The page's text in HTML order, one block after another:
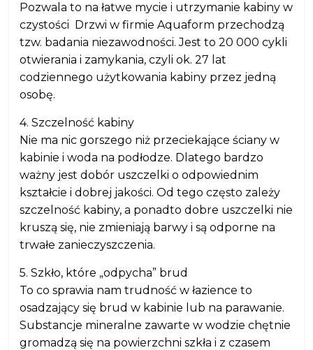
Pozwala to na łatwe mycie i utrzymanie kabiny w
czystości Drzwi w firmie Aquaform przechodzą
tzw. badania niezawodności. Jest to 20 000 cykli
otwierania i zamykania, czyli ok. 27 lat
codziennego użytkowania kabiny przez jedną
osobę.
4. Szczelność kabiny
Nie ma nic gorszego niż przeciekające ściany w
kabinie i woda na podłodze. Dlatego bardzo
ważny jest dobór uszczelki o odpowiednim
kształcie i dobrej jakości. Od tego często zależy
szczelność kabiny, a ponadto dobre uszczelki nie
kruszą się, nie zmieniają barwy i są odporne na
trwałe zanieczyszczenia.
5. Szkło, które „odpycha” brud
To co sprawia nam trudność w łazience to
osadzający się brud w kabinie lub na parawanie.
Substancje mineralne zawarte w wodzie chętnie
gromadzą się na powierzchni szkła i z czasem